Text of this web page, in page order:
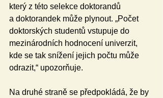
který z této selekce doktorandů
a doktorandek může plynout. „Počet
doktorských studentů vstupuje do
mezinárodních hodnocení univerzit,
kde se tak snížení jejich počtu může
odrazit,“ upozorňuje.
Na druhé straně se předpokládá, že by